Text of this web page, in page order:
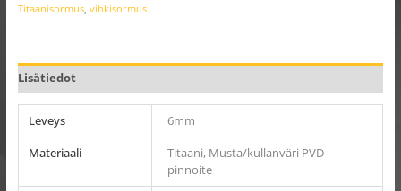
Titaanisormus, vihkisormus
Lisätiedot
Leveys
6mm
Materiaali
Titaani, Musta/kullanväri PVD
pinnoite